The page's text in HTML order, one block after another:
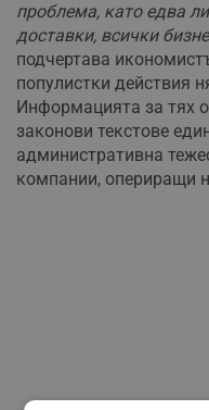
проблема, като едва
доставки, всички
подчертава
популистки действия
Информацията за тях
законови текстове
административна
компании, опериращи